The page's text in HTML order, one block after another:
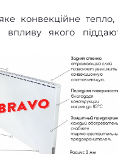
конвекційне
впливу якого